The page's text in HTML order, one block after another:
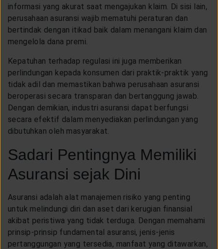
informasi yang akurat saat mengajukan klaim. Di sisi lain,
perusahaan asuransi wajib mematuhi peraturan dan
bertindak dengan itikad baik dalam menangani klaim dan
mengelola dana premi.
Kepatuhan terhadap regulasi ini juga memberikan
perlindungan kepada konsumen dari praktik-praktik yang
tidak adil dan memastikan bahwa perusahaan asuransi
beroperasi secara transparan dan bertanggung jawab.
Dengan demikian, industri asuransi dapat berfungsi
secara efektif dalam menyediakan perlindungan yang
dibutuhkan oleh masyarakat.
Sadari Pentingnya Memiliki
Asuransi sejak Dini
Asuransi adalah alat manajemen risiko yang penting
untuk melindungi diri dan aset dari kerugian finansial
akibat peristiwa yang tidak terduga. Dengan memahami
prinsip-prinsip fundamental asuransi, jenis-jenis
pertanggungan yang tersedia, manfaat yang ditawarkan,